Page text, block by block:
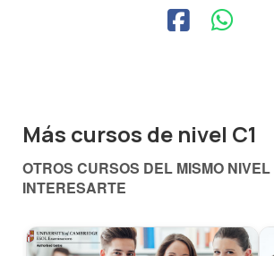
Más cursos de nivel C1
OTROS CURSOS DEL MISMO
INTERESARTE